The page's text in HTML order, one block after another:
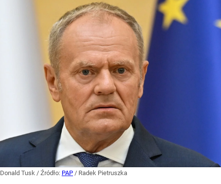
Donald Tusk / Źródło: PAP / Radek Pietruszka